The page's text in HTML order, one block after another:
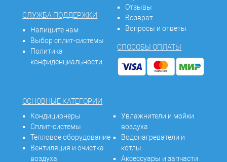
СЛУЖБА ПОДДЕРЖКИ
Напишите нам
Выбор сплит-системы
Политика
конфиденциальности
Отзывы
Возврат
Вопросы и ответы
СПОСОБЫ ОПЛАТЫ
ОСНОВНЫЕ КАТЕГОРИИ
Кондиционеры
Сплит-системы
Тепловое оборудование
Вентиляция и очистка
воздуха
Увлажнители и мойки
воздуха
Водонагреватели и
котлы
Аксессуары и запчасти